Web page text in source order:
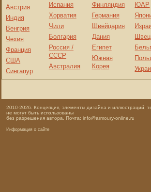
Австрия
Индия
Венгрия
Чехия
Франция
США
Сингапур
Испания
Хорватия
Чили
Болгария
Россия /
СССР
Австралия
Финляндия
Германия
Швейцария
Дания
Египет
Южная
Корея
ЮАР
2010-2026. Концепция, элементы дизайна и иллюстраций,
не могут быть использованы
без разрешения автора. Почта: info@armoury-online.ru
Информация о сайте